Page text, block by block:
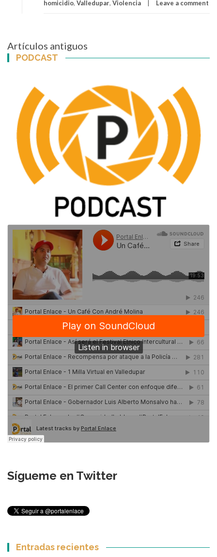
homicidio, Valledupar, Violencia Leave a comment
Navegación
de
entradas
Artículos antiguos
PODCAST
Sígueme en Twitter
Entradas recientes